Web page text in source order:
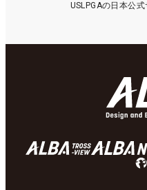
USLPGAの日本公